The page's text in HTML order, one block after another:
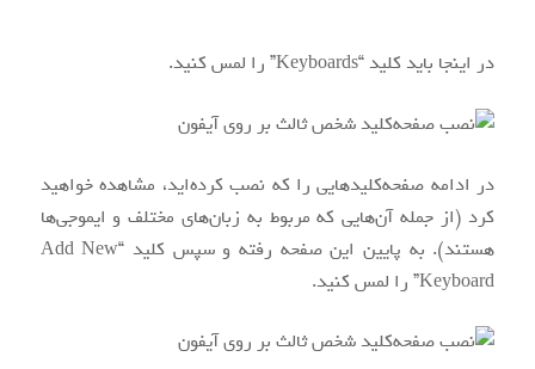
در اینجا باید کلید “Keyboards” را لمس کنید.
در ادامه صفحه‌کلیدهایی را که نصب کرده‌اید، مشاهده خواهید
کرد (از جمله آن‌هایی که مربوط به زبان‌های مختلف و ایموجی‌ها
هستند). به پایین این صفحه رفته و سپس کلید “Add New
Keyboard” را لمس کنید.